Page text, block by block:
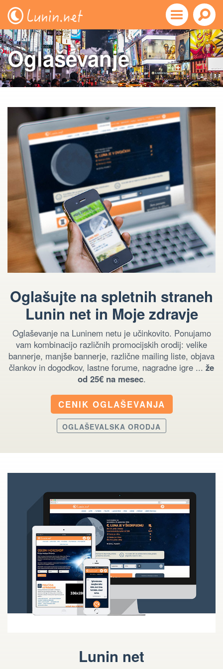
Oglaševanje
Oglašujte na spletnih straneh
Lunin net in Moje zdravje
Oglaševanje na Luninem netu je učinkovito. Ponujamo
vam kombinacijo različnih promocijskih orodij: velike
bannerje, manjše bannerje, različne mailing liste, objava
člankov in dogodkov, lastne forume, nagradne igre ... že
od 25€ na mesec.
CENIK OGLAŠEVANJA
OGLAŠEVALSKA ORODJA
Lunin net